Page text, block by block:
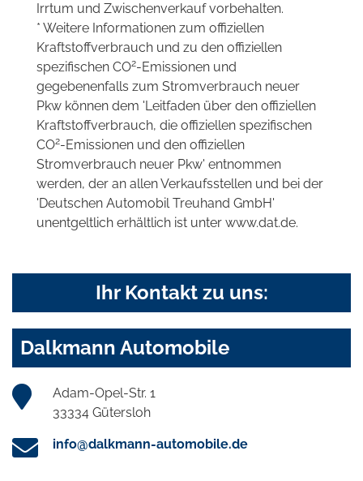
Irrtum und Zwischenverkauf vorbehalten.
* Weitere Informationen zum offiziellen
Kraftstoffverbrauch und zu den offiziellen
spezifischen CO2-Emissionen und
gegebenenfalls zum Stromverbrauch neuer
Pkw können dem 'Leitfaden über den offiziellen
Kraftstoffverbrauch, die offiziellen spezifischen
CO2-Emissionen und den offiziellen
Stromverbrauch neuer Pkw' entnommen
werden, der an allen Verkaufsstellen und bei der
'Deutschen Automobil Treuhand GmbH'
unentgeltlich erhältlich ist unter www.dat.de.
Ihr Kontakt zu uns:
Dalkmann Automobile
Adam-Opel-Str. 1
33334 Gütersloh
info@dalkmann-automobile.de